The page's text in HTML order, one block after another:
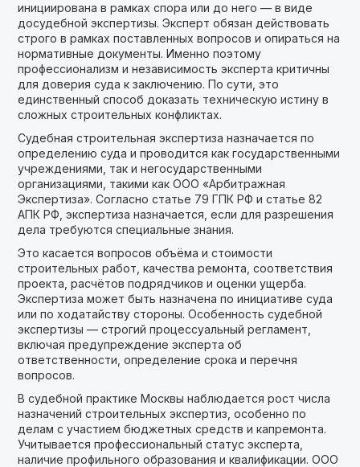
инициирована в рамках спора или до него — в виде
досудебной экспертизы. Эксперт обязан действовать
строго в рамках поставленных вопросов и опираться на
нормативные документы. Именно поэтому
профессионализм и независимость эксперта критичны
для доверия суда к заключению. По сути, это
единственный способ доказать техническую истину в
сложных строительных конфликтах.
Судебная строительная экспертиза назначается по
определению суда и проводится как государственными
учреждениями, так и негосударственными
организациями, такими как ООО «Арбитражная
Экспертиза». Согласно статье 79 ГПК РФ и статье 82
АПК РФ, экспертиза назначается, если для разрешения
дела требуются специальные знания.
Это касается вопросов объёма и стоимости
строительных работ, качества ремонта, соответствия
проекта, расчётов подрядчиков и оценки ущерба.
Экспертиза может быть назначена по инициативе суда
или по ходатайству стороны. Особенность судебной
экспертизы — строгий процессуальный регламент,
включая предупреждение эксперта об
ответственности, определение срока и перечня
вопросов.
В судебной практике Москвы наблюдается рост числа
назначений строительных экспертиз, особенно по
делам с участием бюджетных средств и капремонта.
Учитывается профессиональный статус эксперта,
наличие профильного образования и квалификации. ООО